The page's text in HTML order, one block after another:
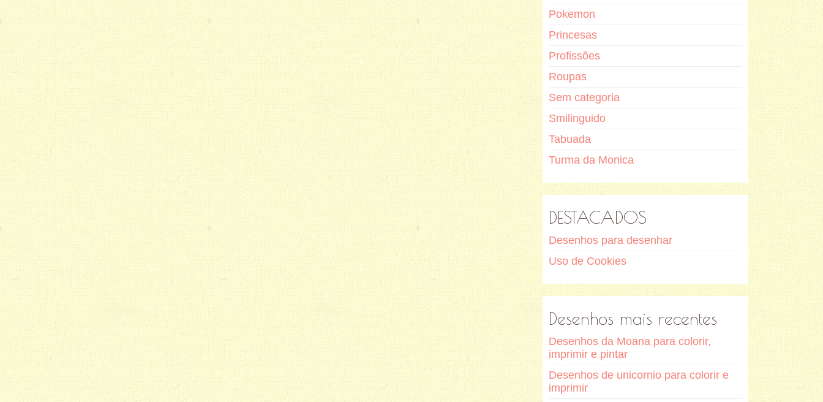
Pokemon
Princesas
Profissões
Roupas
Sem categoria
Smilinguido
Tabuada
Turma da Monica
DESTACADOS
Desenhos para desenhar
Uso de Cookies
Desenhos mais recentes
Desenhos da Moana para colorir,
imprimir e pintar
Desenhos de unicornio para colorir e
imprimir